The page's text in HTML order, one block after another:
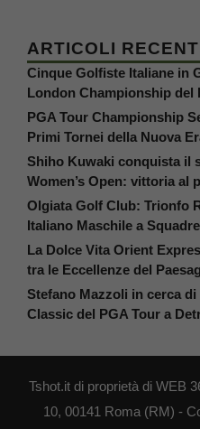
ARTICOLI
Cinque Golfiste Italiane in
London Championship del
PGA Tour Championship
Primi Tornei della Nuova
Shiho Kuwaki conquista il
Women’s Open: vittoria al
Olgiata Golf Club: Trionfo
Italiano Maschile a
La Dolce Vita Orient
tra le Eccellenze del
Stefano Mazzoli in cerca
Classic del PGA Tour a
Tshot.it di proprietà di WEB
10, 00141 Roma (RM) -